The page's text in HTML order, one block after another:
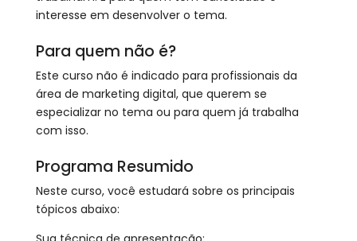
interesse em desenvolver o tema.
Para quem não é?
Este curso não é indicado para profissionais da
área de marketing digital, que querem se
especializar no tema ou para quem já trabalha
com isso.
Programa Resumido
Neste curso, você estudará sobre os principais
tópicos abaixo: